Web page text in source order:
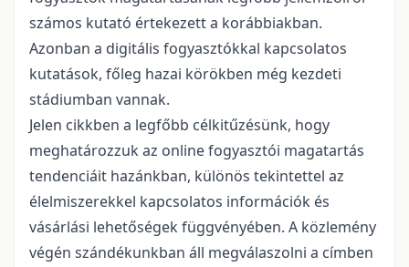
számos kutató értekezett a korábbiakban.
Azonban a digitális fogyasztókkal kapcsolatos
kutatások, főleg hazai körökben még kezdeti
stádiumban vannak.
Jelen cikkben a legfőbb célkitűzésünk, hogy
meghatározzuk az online fogyasztói magatartás
tendenciáit hazánkban, különös tekintettel az
élelmiszerekkel kapcsolatos információk és
vásárlási lehetőségek függvényében. A közlemény
végén szándékunkban áll megválaszolni a címben